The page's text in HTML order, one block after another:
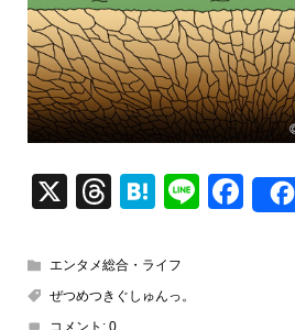
X
T
e
a
H
e
n
Li
F
エンタメ総合・ライフ
ぜつめつきぐしゅんっ。